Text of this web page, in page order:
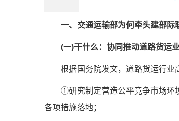
一、交通运输部为何牵头建部际
(一)干什么：协同推动道路货运
根据国务院发文，道路货运行业
①研究制定营造公平竞争市场环
各项措施落地；